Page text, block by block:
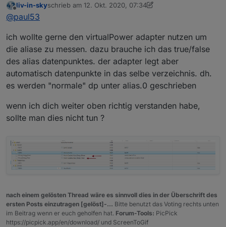
Ordner-Struktur verwenden wie unter "alias.0". Unter
Hardware-Datenpunkte.
Offline
liv-in-skyschrieb am 12. Okt. 2020, 07:34
zuletzt editiert von liv-in-sky 10. Dez. 2020, 09:36
@paul53
ich wollte gerne den virtualPower adapter nutzen um
die aliase zu messen. dazu brauche ich das true/false
des alias datenpunktes. der adapter legt aber
automatisch datenpunkte in das selbe verzeichnis. dh.
es werden "normale" dp unter alias.0 geschrieben
wenn ich dich weiter oben richtig verstanden habe,
sollte man dies nicht tun ?
nach einem gelösten Thread wäre es sinnvoll dies in der Überschrift des
ersten Posts einzutragen [gelöst]-... Bitte benutzt das Voting rechts unten
im Beitrag wenn er euch geholfen hat. Forum-Tools: PicPick
https://picpick.app/en/download/ und ScreenToGif